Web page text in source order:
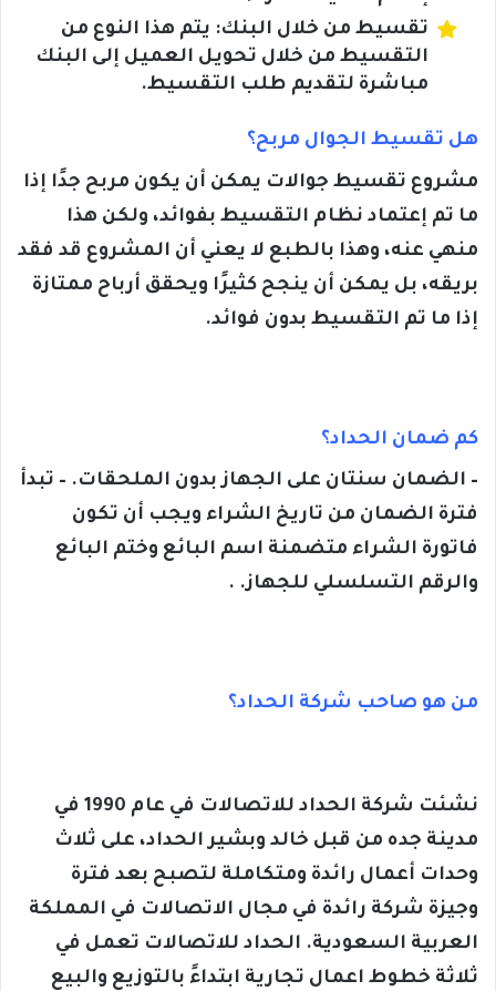
تقسيط من خلال البنك: يتم هذا النوع من
التقسيط من خلال تحويل العميل إلى البنك
مباشرة لتقديم طلب التقسيط.
هل تقسيط الجوال مربح؟
مشروع تقسيط جوالات يمكن أن يكون مربح جدًا إذا
ما تم إعتماد نظام التقسيط بفوائد، ولكن هذا
منهي عنه، وهذا بالطبع لا يعني أن المشروع قد فقد
بريقه، بل يمكن أن ينجح كثيرًا ويحقق أرباح ممتازة
إذا ما تم التقسيط بدون فوائد.
كم ضمان الحداد؟
– الضمان سنتان على الجهاز بدون الملحقات. – تبدأ
فترة الضمان من تاريخ الشراء ويجب أن تكون
فاتورة الشراء متضمنة اسم البائع وختم البائع
والرقم التسلسلي للجهاز. .
من هو صاحب شركة الحداد؟
نشئت شركة الحداد للاتصالات في عام 1990 في
مدينة جده من قبل خالد وبشير الحداد، على ثلاث
وحدات أعمال رائدة ومتكاملة لتصبح بعد فترة
وجيزة شركة رائدة في مجال الاتصالات في المملكة
العربية السعودية. الحداد للاتصالات تعمل في
ثلاثة خطوط اعمال تجارية ابتداءً بالتوزيع والبيع